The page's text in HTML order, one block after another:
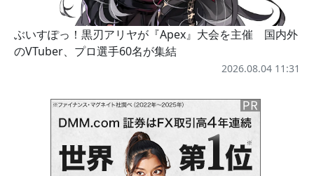
ぶいすぽっ！黒刃アリヤが『Apex』大会を主催 国内外
のVTuber、プロ選手60名が集結
2026.08.04 11:31